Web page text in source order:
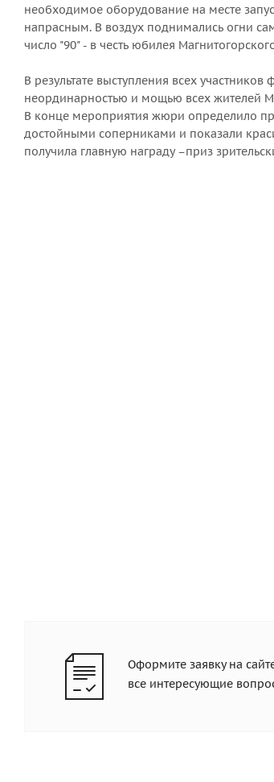
необходимое оборудование на месте
напрасным. В воздух поднимались огни
число "90" - в честь юбилея
В результате выступления всех
неординарностью и мощью всех жителей
В конце мероприятия жюри определило
достойными соперниками и показали
получила главную награду –приз
Оформите заявку на
все интересующие